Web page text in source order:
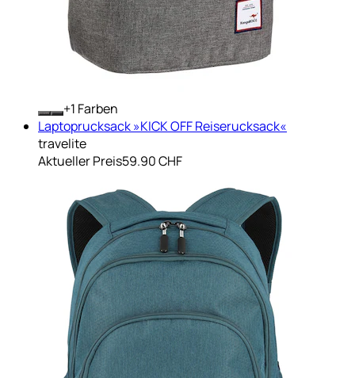
+ Farben
Laptoprucksack »KICK OFF Reiserucksack«
travelite
Aktueller Preis59.90 CHF